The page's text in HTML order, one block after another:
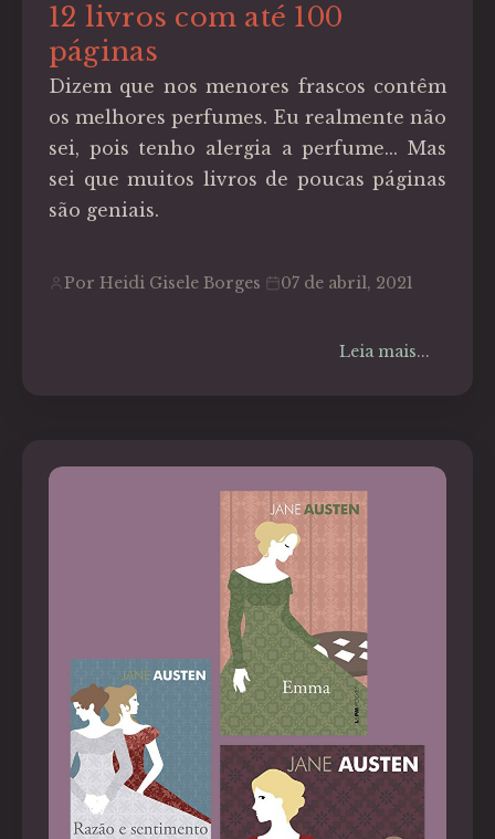
12 livros com até 100
páginas
Dizem que nos menores frascos contêm
os melhores perfumes. Eu realmente não
sei, pois tenho alergia a perfume... Mas
sei que muitos livros de poucas páginas
são geniais.
Por Heidi Gisele Borges 07 de abril, 2021
Leia mais...